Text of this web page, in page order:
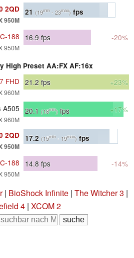
2QD
950M
21 (19min - 23max) fps
188
950M
16.9fps -20%
High Preset AA:FX AF:16x
FHD
960M
21.2fps +23%
A505
960M
20.1 (18min) fps +17%
2QD
950M
17.2 (15min - 19max) fps
188
950M
14.8fps -14%
| BioShock Infinite| The Witcher 3 |
4 | XCOM 2